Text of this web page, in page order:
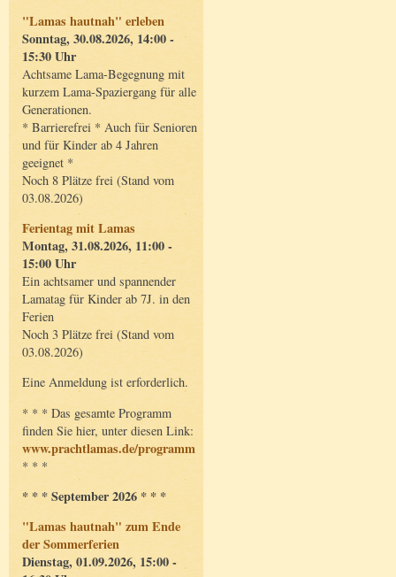
"Lamas hautnah" erleben
Sonntag, 30.08.2026, 14:00 -
15:30 Uhr
Achtsame Lama-Begegnung mit
kurzem Lama-Spaziergang für alle
Generationen.
* Barrierefrei * Auch für Senioren
und für Kinder ab 4 Jahren
geeignet *
Noch 8 Plätze frei (Stand vom
03.08.2026)
Ferientag mit Lamas
Montag, 31.08.2026, 11:00 -
15:00 Uhr
Ein achtsamer und spannender
Lamatag für Kinder ab 7J. in den
Ferien
Noch 3 Plätze frei (Stand vom
03.08.2026)
Eine Anmeldung ist erforderlich.
* * * Das gesamte Programm
finden Sie hier, unter diesen Link:
www.prachtlamas.de/programm
* * *
* * * September 2026 * * *
"Lamas hautnah" zum Ende
der Sommerferien
Dienstag, 01.09.2026, 15:00 -